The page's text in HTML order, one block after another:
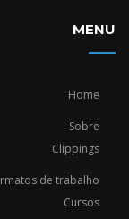
MENU
Home
Sobre
Clippings
de trabalho
Cursos